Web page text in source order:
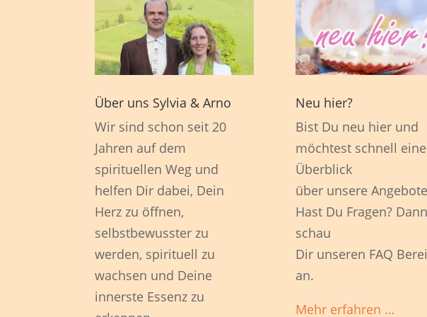
Über uns Sylvia & Arno
Wir sind schon seit 20
Jahren auf dem
spirituellen Weg und
helfen Dir dabei, Dein
Herz zu öffnen,
selbstbewusster zu
werden, spirituell zu
wachsen und Deine
innerste Essenz zu
Neu hier?
Bist Du neu hier und
möchtest schnell
Überblick
über unsere
Hast Du Fragen? Dann
schau
Dir unseren FAQ
an.
Mehr erfahren …